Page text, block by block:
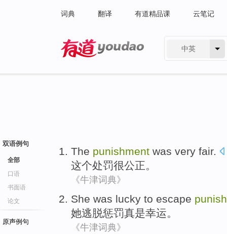
词典 翻译 有道精品课 云笔记
中英
双语例句
全部
口语
书面语
论文
原声例句
The punishment was very fair.
这个处罚很公正。
《牛津词典》
She was lucky to escape
她逃脱惩罚真是幸运。
《牛津词典》